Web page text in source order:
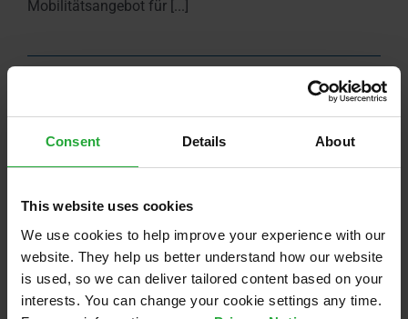
Consent Details About
This website uses cookies
We use cookies to help improve your experience with our
website. They help us better understand how our website
is used, so we can deliver tailored content based on your
interests. You can change your cookie settings any time.
Mobilitätsangebot für [...]
16.12.2021
Software gesteuert werden. Ein großer Schritt nach
vorne für die Realisierung des AutBus Projekts. Unser
Fahrzeug kam von der Montage des SpaceDrive-